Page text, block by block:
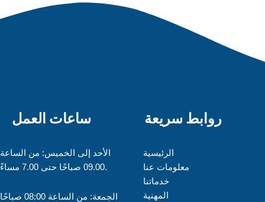
ساعات العمل
الأحد إلى الخميس: من الساعة
09.00 صباحًا حتى 7.00 مساءً.
الجمعة: من الساعة 08:00 صباحًا
روابط سريعة
الرئيسية
معلومات عنا
خدماتنا
المهنية